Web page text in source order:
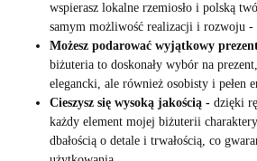
wspierasz lokalne rzemiosło i polską
samym możliwość realizacji i rozwoju
Możesz podarować wyjątkowy
biżuteria to doskonały wybór na
elegancki, ale również osobisty i pełen
Cieszysz się wysoką jakością - dzięki
każdy element mojej biżuterii
dbałością o detale i trwałością, co